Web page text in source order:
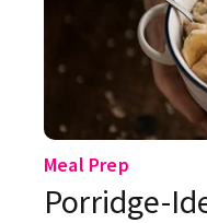
Meal Prep
Porridge-